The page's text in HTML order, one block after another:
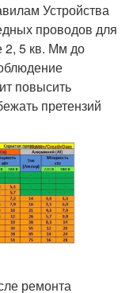
Устройства
проводов для
5 кв. Мм до
повысить
претензий
ремонта